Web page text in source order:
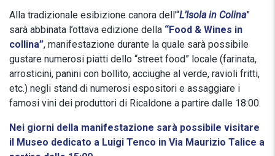
Alla tradizionale esibizione canora dell’“L’Isola in Colina”
sarà abbinata l’ottava edizione della “Food & Wines in
collina”, manifestazione durante la quale sarà possibile
gustare numerosi piatti dello “street food” locale (farinata,
arrosticini, panini con bollito, acciughe al verde, ravioli fritti,
etc.) negli stand di numerosi espositori e assaggiare i
famosi vini dei produttori di Ricaldone a partire dalle 18:00.
Nei giorni della manifestazione sarà possibile visitare
il Museo dedicato a Luigi Tenco in Via Maurizio Talice a